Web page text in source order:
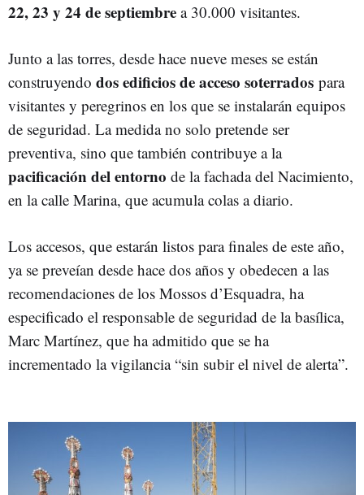
22, 23 y 24 de septiembre a 30.000 visitantes.
Junto a las torres, desde hace nueve meses se están
construyendo dos edificios de acceso soterrados para
visitantes y peregrinos en los que se instalarán equipos
de seguridad. La medida no solo pretende ser
preventiva, sino que también contribuye a la
pacificación del entorno de la fachada del Nacimiento,
en la calle Marina, que acumula colas a diario.
Los accesos, que estarán listos para finales de este año,
ya se preveían desde hace dos años y obedecen a las
recomendaciones de los Mossos d’Esquadra, ha
especificado el responsable de seguridad de la basílica,
Marc Martínez, que ha admitido que se ha
incrementado la vigilancia “sin subir el nivel de alerta”.